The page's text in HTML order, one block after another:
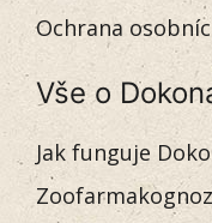
Ochrana
Vše o
Jak funguje